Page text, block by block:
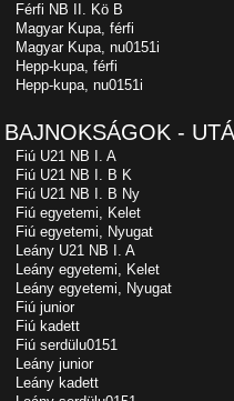
Férfi NB II. Kö B
Magyar Kupa, férfi
Magyar Kupa, nu0151i
Hepp-kupa, férfi
Hepp-kupa, nu0151i
BAJNOKSÁGOK -
Fiú U21 NB I. A
Fiú U21 NB I. B K
Fiú U21 NB I. B Ny
Fiú egyetemi, Kelet
Fiú egyetemi, Nyugat
Leány U21 NB I. A
Leány egyetemi, Kelet
Leány egyetemi, Nyugat
Fiú junior
Fiú kadett
Fiú serdülu0151
Leány junior
Leány kadett